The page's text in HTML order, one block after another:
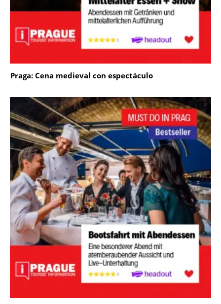
Praga: Cena medieval con espectáculo